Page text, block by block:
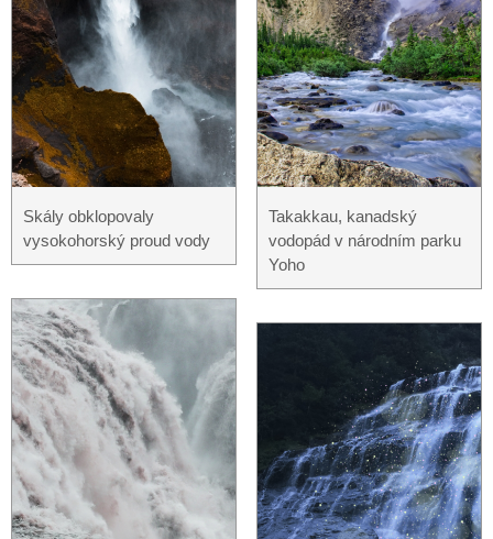
Skály obklopovaly
vysokohorský proud vody
Takakkau, kanadský
vodopád v národním parku
Yoho